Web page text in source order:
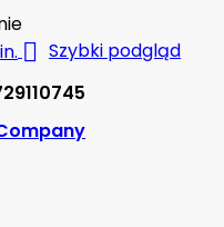
 Szybki podgląd